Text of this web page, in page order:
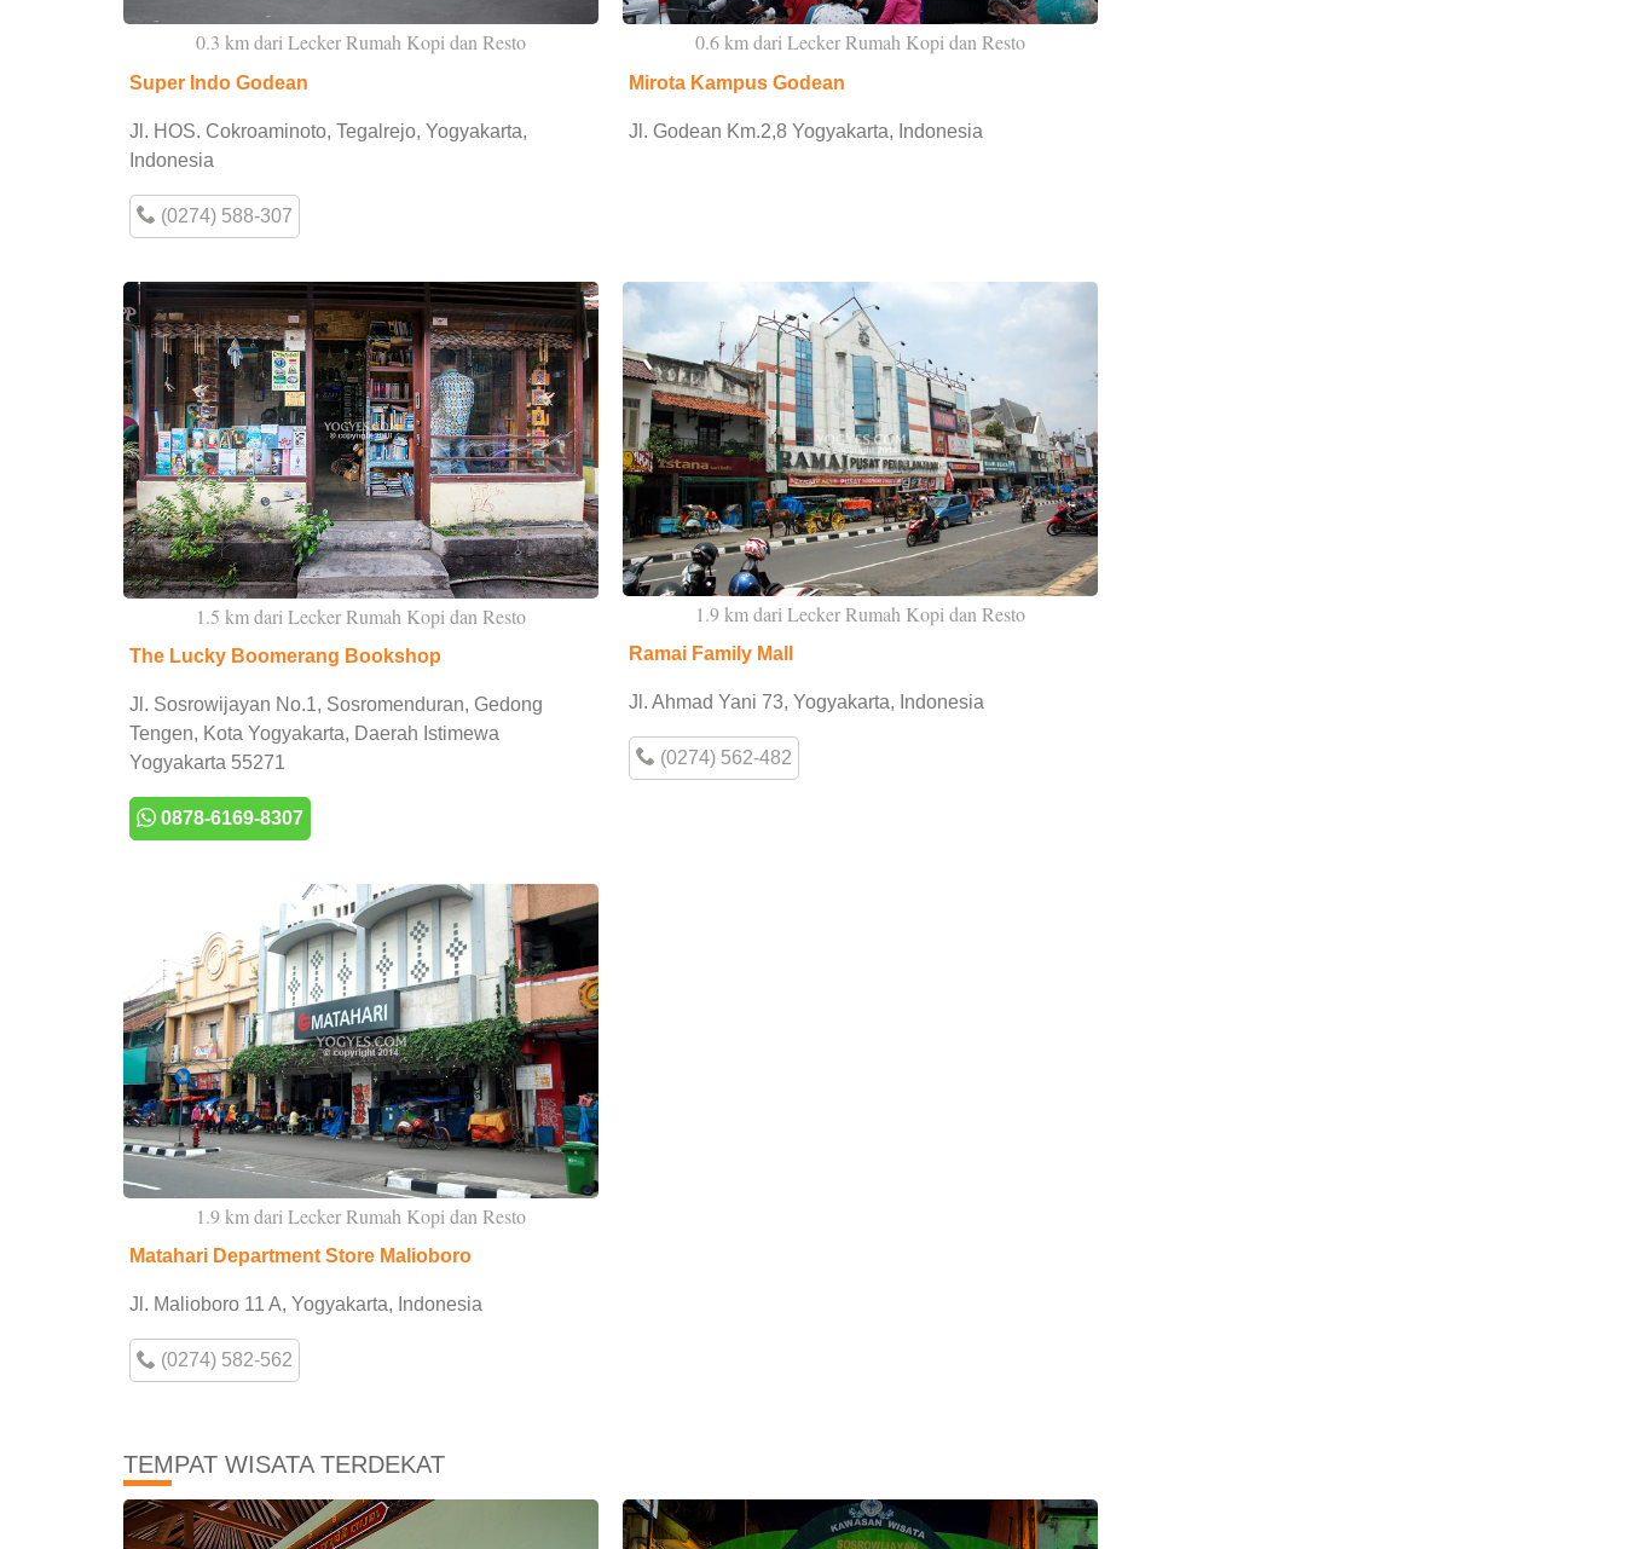
0.3 km dari Lecker Rumah Kopi dan Resto
Super Indo Godean
Jl. HOS. Cokroaminoto, Tegalrejo, Yogyakarta,
Indonesia
(0274) 588-307
0.6 km dari Lecker Rumah Kopi dan Resto
Mirota Kampus Godean
Jl. Godean Km.2,8 Yogyakarta, Indonesia
1.5 km dari Lecker Rumah Kopi dan Resto
The Lucky Boomerang Bookshop
Jl. Sosrowijayan No.1, Sosromenduran, Gedong
Tengen, Kota Yogyakarta, Daerah Istimewa
Yogyakarta 55271
0878-6169-8307
1.9 km dari Lecker Rumah Kopi dan Resto
Ramai Family Mall
Jl. Ahmad Yani 73, Yogyakarta, Indonesia
(0274) 562-482
1.9 km dari Lecker Rumah Kopi dan Resto
Matahari Department Store Malioboro
Jl. Malioboro 11 A, Yogyakarta, Indonesia
(0274) 582-562
TEMPAT WISATA TERDEKAT